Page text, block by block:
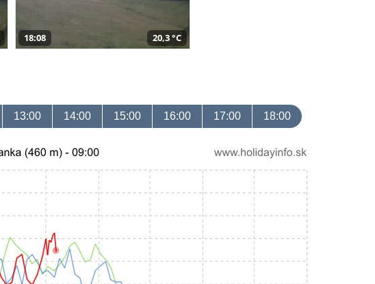
18:08 20,3 °C
13:00 14:00 15:00 16:00 17:00 18:00